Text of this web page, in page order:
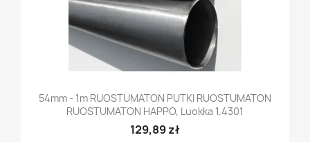
54mm - 1m RUOSTUMATON PUTKI RUOSTUMATON
RUOSTUMATON HAPPO, Luokka 1.4301
129,89 zł